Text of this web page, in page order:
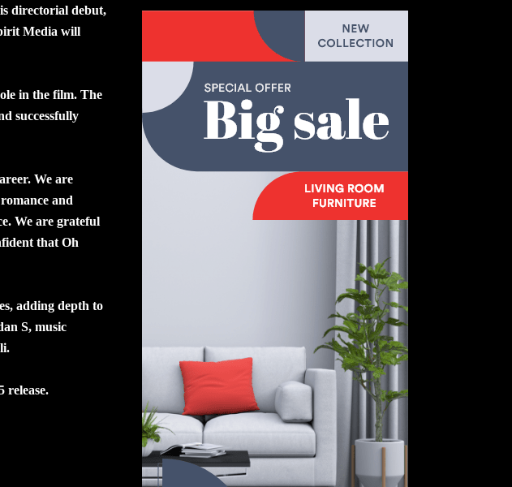
directorial debut,
Media will
in the film. The
successfully
We are
and
We are grateful
that Oh
adding depth to
S, music
release.